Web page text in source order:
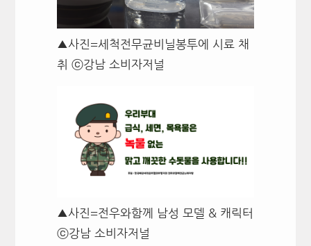
▲사진=세척전무균비닐봉투에 시료 채
취 ⓒ강남 소비자저널
▲사진=전우와함께 남성 모델 & 캐릭터
ⓒ강남 소비자저널